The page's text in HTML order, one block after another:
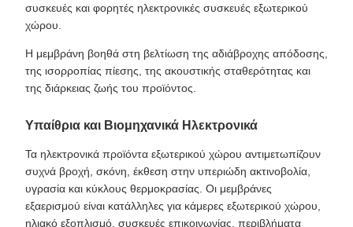
συσκευές και φορητές ηλεκτρονικές συσκευές εξωτερικού
χώρου.
Η μεμβράνη βοηθά στη βελτίωση της αδιάβροχης απόδοσης,
της ισορροπίας πίεσης, της ακουστικής σταθερότητας και
της διάρκειας ζωής του προϊόντος.
Υπαίθρια και Βιομηχανικά Ηλεκτρονικά
Τα ηλεκτρονικά προϊόντα εξωτερικού χώρου αντιμετωπίζουν
συχνά βροχή, σκόνη, έκθεση στην υπεριώδη ακτινοβολία,
υγρασία και κύκλους θερμοκρασίας. Οι μεμβράνες
εξαερισμού είναι κατάλληλες για κάμερες εξωτερικού χώρου,
ηλιακό εξοπλισμό, συσκευές επικοινωνίας, περιβλήματα